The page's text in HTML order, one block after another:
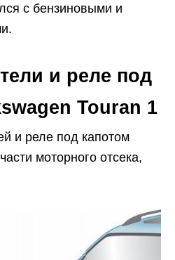
с бензиновыми и
и реле под
Touran 1
и реле под капотом
моторного отсека,